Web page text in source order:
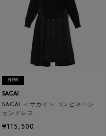
NEW
SACAI
SACAI ＜サカイ＞ コンビネーシ
ョンドレス
¥115,500